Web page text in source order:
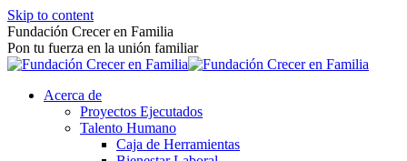
Skip to content
Fundación Crecer en Familia
Pon tu fuerza en la unión familiar
Acerca de
Proyectos Ejecutados
Talento Humano
Caja de Herramientas